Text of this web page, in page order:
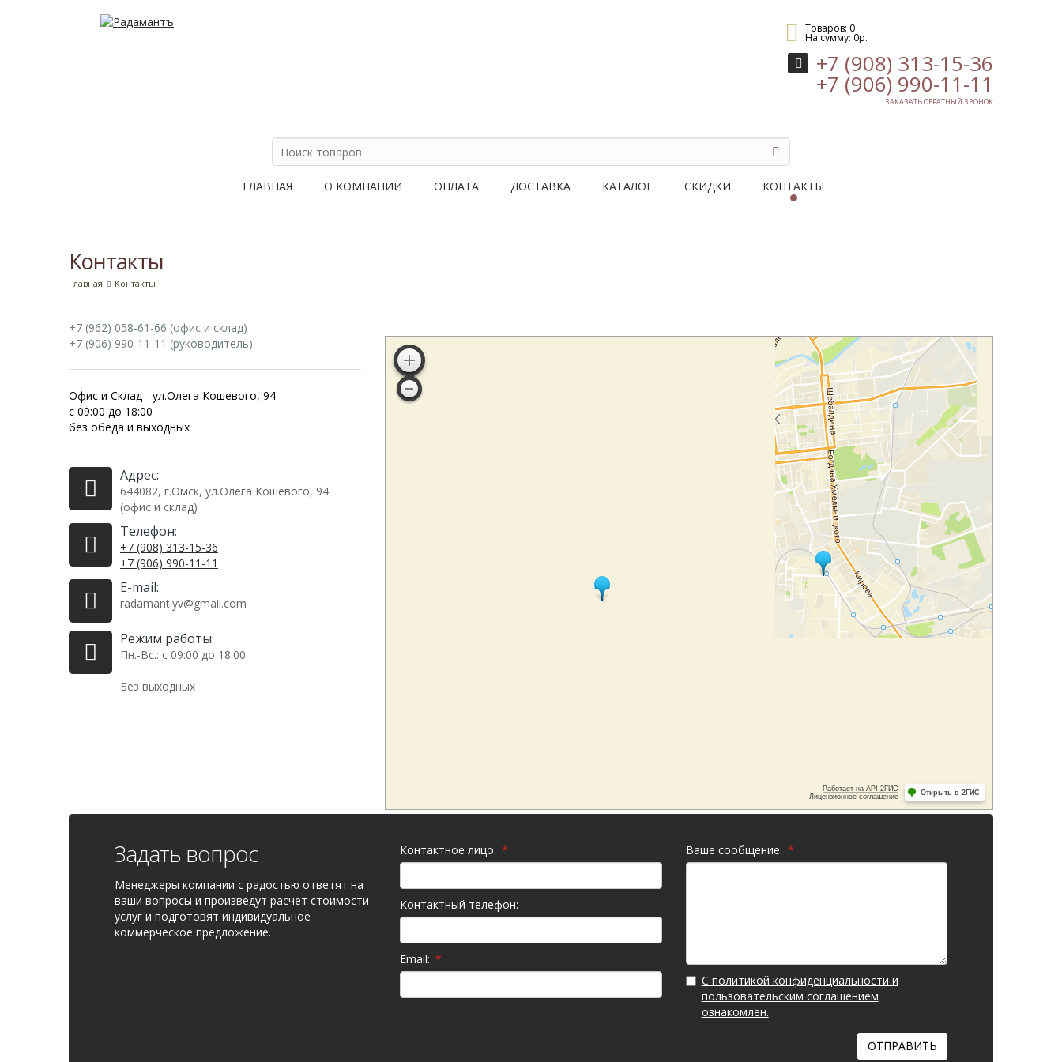
Товаров: 0
На сумму: 0р.
+7 (908) 313-15-36
+7 (906) 990-11-11
ЗАКАЗАТЬ ОБРАТНЫЙ ЗВОНОК
ГЛАВНАЯ О КОМПАНИИ ОПЛАТА ДОСТАВКА КАТАЛОГ СКИДКИ КОНТАКТЫ
Контакты
Главная Контакты
+7 (962) 058-61-66 (офис и склад)
+7 (906) 990-11-11 (руководитель)
Офис и Склад - ул.Олега Кошевого, 94
с 09:00 до 18:00
без обеда и выходных
Адрес:
644082, г.Омск, ул.​Олега Кошевого, 94
(офис и склад)
Телефон:
+7 (908) 313-15-36
+7 (906) 990-11-11
E-mail:
radamant.yv@gmail.com
Режим работы:
Пн.-Вс.: с 09:00 до 18:00
Без выходных
Задать вопрос
Менеджеры компании с радостью ответят на
ваши вопросы и произведут расчет стоимости
услуг и подготовят индивидуальное
коммерческое предложение.
Контактное лицо: *
Контактный телефон:
Email: *
Ваше сообщение: *
С политикой конфиденциальности и
пользовательским соглашением
ознакомлен.
ОТПРАВИТЬ